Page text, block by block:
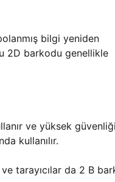
bilgi yeniden
2D barkodu genellikle
ve yüksek
kullanılır.
tarayıcılar da 2 B